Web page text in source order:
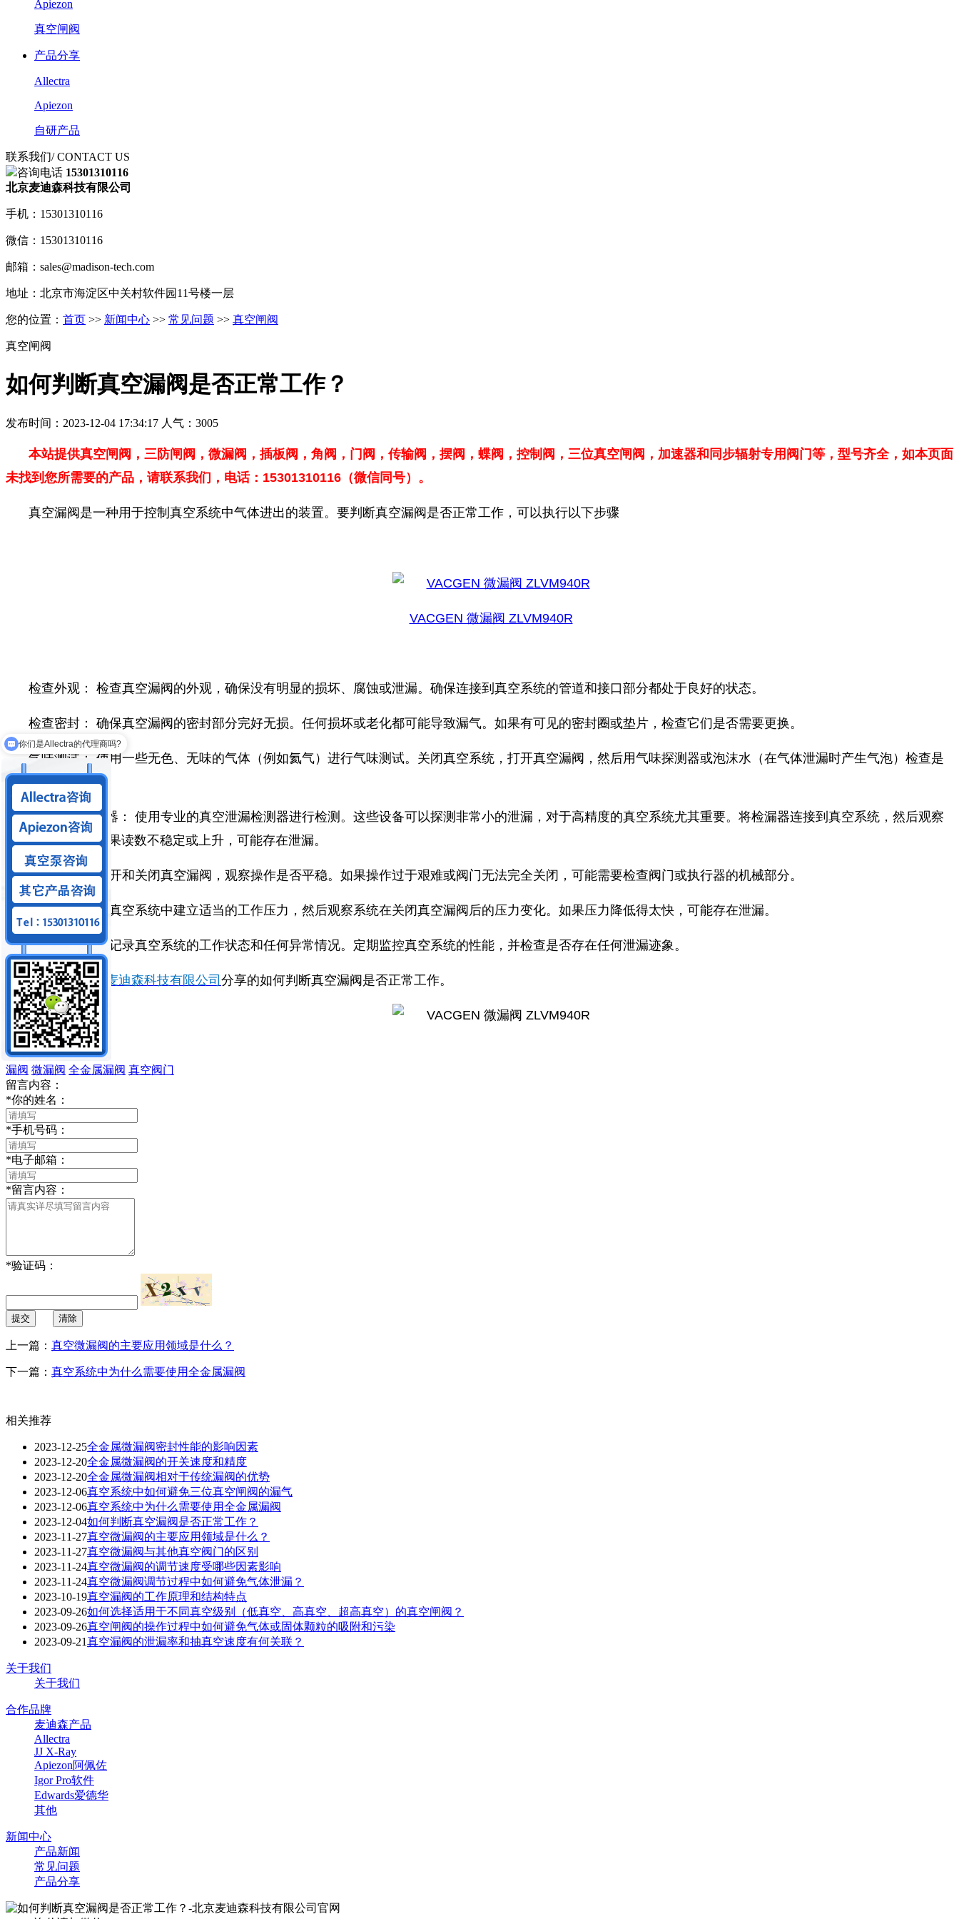
Apiezon
真空闸阀
产品分享
Allectra
Apiezon
自研产品
联系我们/ CONTACT US
咨询电话 15301310116
北京麦迪森科技有限公司
手机：15301310116
微信：15301310116
邮箱：sales@madison-tech.com
地址：北京市海淀区中关村软件园11号楼一层
您的位置： 首页 >> 新闻中心 >> 常见问题 >> 真空闸阀
真空闸阀
如何判断真空漏阀是否正常工作？
发布时间：2023-12-04 17:34:17 人气：3005
本站提供真空闸阀，三防闸阀，微漏阀，插板阀，角阀，门阀，传输阀，摆阀，蝶阀，控制阀， 三位真空闸阀， 加速器和同步辐射专用阀门等，型号齐全，如本页面
未找到您所需要的产品，请联系我们，电话：15301310116（微信同号）。
真空漏阀是一种用于控制真空系统中气体进出的装置。要判断真空漏阀是否正常工作，可以执行以下步骤
VACGEN 微漏阀 ZLVM940R
检查外观： 检查真空漏阀的外观，确保没有明显的损坏、腐蚀或泄漏。确保连接到真空系统的管道和接口部分都处于良好的状态。
检查密封： 确保真空漏阀的密封部分完好无损。任何损坏或老化都可能导致漏气。如果有可见的密封圈或垫片，检查它们是否需要更换。
气味测试： 使用一些无色、无味的气体（例如氦气）进行气味测试。关闭真空系统，打开真空漏阀，然后用气味探测器或泡沫水（在气体泄漏时产生气泡）检查是
否有气体泄漏。
真空泄漏检测器： 使用专业的真空泄漏检测器进行检测。这些设备可以探测非常小的泄漏，对于高精度的真空系统尤其重要。将检漏器连接到真空系统，然后观察
检漏器的读数。如果读数不稳定或上升，可能存在泄漏。
操作检查： 打开和关闭真空漏阀，观察操作是否平稳。如果操作过于艰难或阀门无法完全关闭，可能需要检查阀门或执行器的机械部分。
压力测试： 在真空系统中建立适当的工作压力，然后观察系统在关闭真空漏阀后的压力变化。如果压力降低得太快，可能存在泄漏。
记录和监控： 记录真空系统的工作状态和任何异常情况。定期监控真空系统的性能，并检查是否存在任何泄漏迹象。
以上就是北京麦迪森科技有限公司 分享的如何判断真空漏阀是否正常工作。
漏阀 微漏阀 全金属漏阀 真空阀门
留言内容：
*你的姓名：
*手机号码：
*电子邮箱：
*留言内容：
*验证码：
提交 清除
上一篇： 真空微漏阀的主要应用领域是什么？
下一篇： 真空系统中为什么需要使用全金属漏阀
相关推荐
2023-12-25全金属微漏阀密封性能的影响因素
2023-12-20全金属微漏阀的开关速度和精度
2023-12-20全金属微漏阀相对于传统漏阀的优势
2023-12-06真空系统中如何避免三位真空闸阀的漏气
2023-12-06真空系统中为什么需要使用全金属漏阀
2023-12-04如何判断真空漏阀是否正常工作？
2023-11-27真空微漏阀的主要应用领域是什么？
2023-11-27真空微漏阀与其他真空阀门的区别
2023-11-24真空微漏阀的调节速度受哪些因素影响
2023-11-24真空微漏阀调节过程中如何避免气体泄漏？
2023-10-19真空漏阀的工作原理和结构特点
2023-09-26如何选择适用于不同真空级别（低真空、高真空、超高真空）的真空闸阀？
2023-09-26真空闸阀的操作过程中如何避免气体或固体颗粒的吸附和污染
2023-09-21真空漏阀的泄漏率和抽真空速度有何关联？
关于我们
关于我们
合作品牌
麦迪森产品
Allectra
JJ X-Ray
Apiezon阿佩佐
Igor Pro软件
Edwards爱德华
其他
新闻中心
产品新闻
常见问题
产品分享
你们是Allectra的代理商吗?